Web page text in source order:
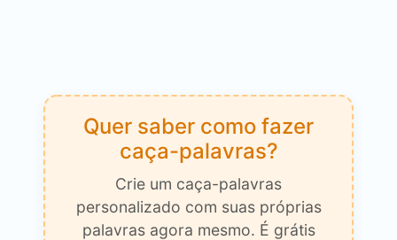
Quer saber como fazer
caça-palavras?
Crie um caça-palavras
personalizado com suas próprias
palavras agora mesmo. É grátis